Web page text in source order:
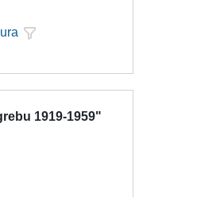
1919-1959"